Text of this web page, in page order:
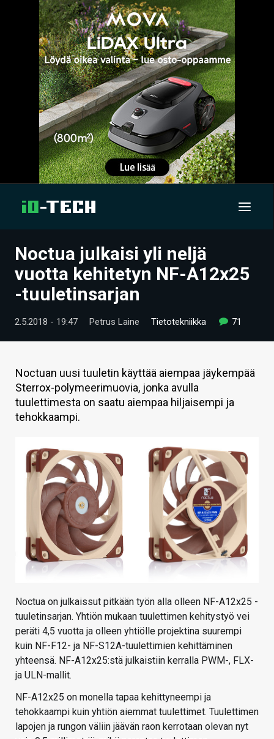
UUTISET
ARTIKKELIT
VIDEOT
TECHBBS
TIETOA
HINTA.FI
KAUPPA
HAKU
Noctua julkaisi yli neljä
vuotta kehitetyn NF-A12x25
-tuuletinsarjan
2.5.2018 - 19:47 Petrus Laine Tietotekniikka 71
Noctuan uusi tuuletin käyttää aiempaa jäykempää
Sterrox-polymeerimuovia, jonka avulla
tuulettimesta on saatu aiempaa hiljaisempi ja
tehokkaampi.
Noctua on julkaissut pitkään työn alla olleen NF-A12x25 -
tuuletinsarjan. Yhtiön mukaan tuulettimen kehitystyö vei
peräti 4,5 vuotta ja olleen yhtiölle projektina suurempi
kuin NF-F12- ja NF-S12A-tuulettimien kehittäminen
yhteensä. NF-A12x25:stä julkaistiin kerralla PWM-, FLX-
ja ULN-mallit.
NF-A12x25 on monella tapaa kehittyneempi ja
tehokkaampi kuin yhtiön aiemmat tuulettimet. Tuulettimen
lapojen ja rungon väliin jäävän raon kerrotaan olevan nyt